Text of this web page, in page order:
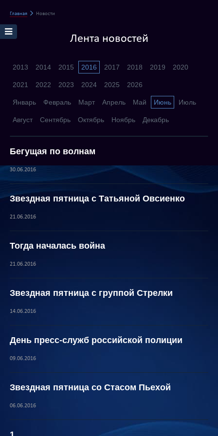
Главная Новости
Лента новостей
2013 2014 2015 2016 2017 2018 2019 2020
2021 2022 2023 2024 2025 2026
Январь Февраль Март Апрель Май Июнь Июль
Август Сентябрь Октябрь Ноябрь Декабрь
Бегущая по волнам
30.06.2016
Звездная пятница с Татьяной Овсиенко
21.06.2016
Тогда началась война
21.06.2016
Звездная пятница с группой Стрелки
14.06.2016
День пресс-служб российской полиции
09.06.2016
Звездная пятница со Стасом Пьехой
06.06.2016